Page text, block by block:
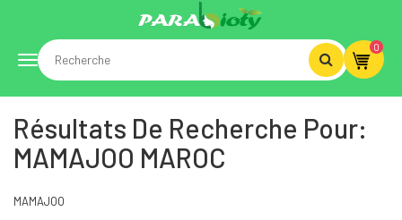
Toggle
navigation
0
Résultats De Recherche Pour:
MAMAJOO MAROC
MAMAJOO